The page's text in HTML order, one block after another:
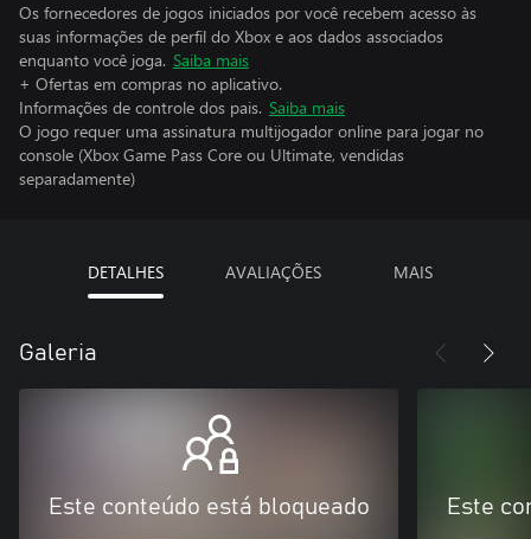
Os fornecedores de jogos iniciados por você recebem acesso às
suas informações de perfil do Xbox e aos dados associados
enquanto você joga. Saiba mais
+ Ofertas em compras no aplicativo.
Informações de controle dos pais. Saiba mais
O jogo requer uma assinatura multijogador online para jogar no
console (Xbox Game Pass Core ou Ultimate, vendidas
separadamente)
DETALHES AVALIAÇÕES MAIS
Galeria
Este conteúdo está bloqueado Este